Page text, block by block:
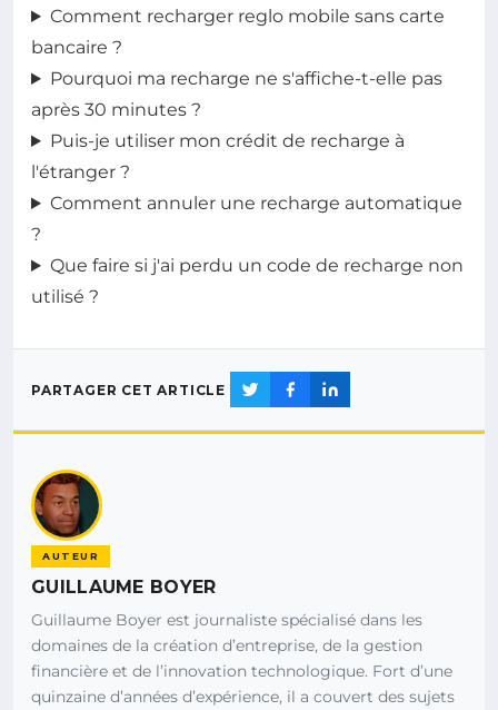
Comment recharger reglo mobile sans carte
bancaire ?
Pourquoi ma recharge ne s'affiche-t-elle pas
après 30 minutes ?
Puis-je utiliser mon crédit de recharge à
l'étranger ?
Comment annuler une recharge automatique
?
Que faire si j'ai perdu un code de recharge non
utilisé ?
PARTAGER CET ARTICLE
AUTEUR
GUILLAUME BOYER
Guillaume Boyer est journaliste spécialisé dans les
domaines de la création d’entreprise, de la gestion
financière et de l’innovation technologique. Fort d’une
quinzaine d’années d’expérience, il a couvert des sujets